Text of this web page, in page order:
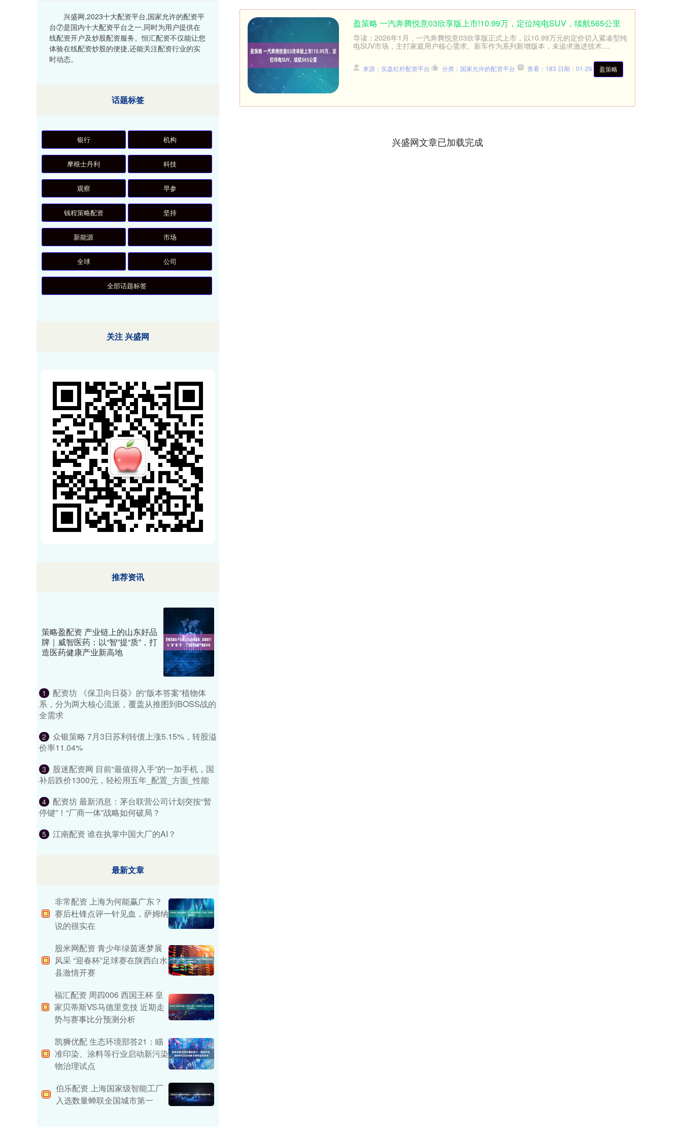
盈策略 一汽奔腾悦意03欣享版上市!10.99万，定位纯电SUV，续航565公里
导读：2026年1月，一汽奔腾悦意03欣享版正式上市，以10.99万元的定价切入紧凑型纯
电SUV市场，主打家庭用户核心需求。新车作为系列新增版本，未追求激进技术....
盈策略
来源：实盘杠杆配资平台 分类：国家允许的配资平台 查看：183 日期：01-26
兴盛网文章已加载完成
兴盛网,2023十大配资平台,国家允许的配资平
台⑦是国内十大配资平台之一,同时为用户提供在
线配资开户及炒股配资服务。恒汇配资不仅能让您
体验在线配资炒股的便捷,还能关注配资行业的实
时动态。
话题标签
银行 机构
摩根士丹利 科技
观察 早参
钱程策略配资 坚持
新能源 市场
全球 公司
全部话题标签
关注 兴盛网
推荐资讯
策略盈配资 产业链上的山东好品
牌｜威智医药：以“智”提“质”，打
造医药健康产业新高地
1
配资坊 《保卫向日葵》的“版本答案”植物体
系，分为两大核心流派，覆盖从推图到BOSS战的
全需求
2
众银策略 7月3日苏利转债上涨5.15%，转股溢
价率11.04%
3
股迷配资网 目前“最值得入手”的一加手机，国
补后跌价1300元，轻松用五年_配置_方面_性能
4
配资坊 最新消息：茅台联营公司计划突按“暂
停键”！“厂商一体”战略如何破局？
5 江南配资 谁在执掌中国大厂的AI？
最新文章
非常配资 上海为何能赢广东？
赛后杜锋点评一针见血，萨姆纳
说的很实在
股米网配资 青少年绿茵逐梦展
风采 “迎春杯”足球赛在陕西白水
县激情开赛
福汇配资 周四006 西国王杯 皇
家贝蒂斯VS马德里竞技 近期走
势与赛事比分预测分析
凯狮优配 生态环境部答21：瞄
准印染、涂料等行业启动新污染
物治理试点
伯乐配资 上海国家级智能工厂
入选数量蝉联全国城市第一